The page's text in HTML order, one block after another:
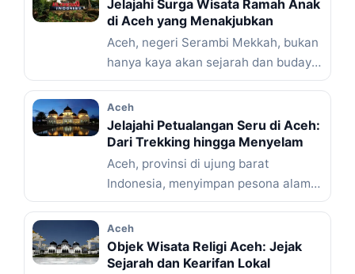
Jelajahi Surga Wisata Ramah Anak
di Aceh yang Menakjubkan
Aceh, negeri Serambi Mekkah, bukan
hanya kaya akan sejarah dan budaya,
tapi juga menawarkan segudang ...
Baca Selengkapnya
Aceh
Jelajahi Petualangan Seru di Aceh:
Dari Trekking hingga Menyelam
Aceh, provinsi di ujung barat
Indonesia, menyimpan pesona alam
yang luar biasa. Bagi para pencari ...
Baca Selengkapnya
Aceh
Objek Wisata Religi Aceh: Jejak
Sejarah dan Kearifan Lokal